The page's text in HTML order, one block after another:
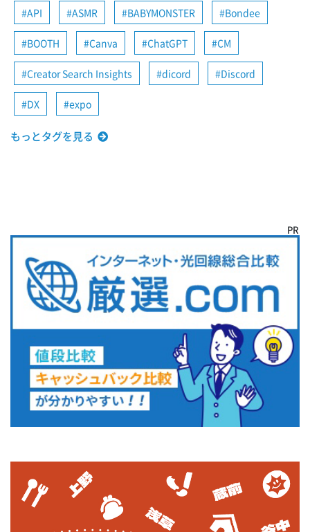
API ASMR BABYMONSTER Bondee
BOOTH Canva ChatGPT CM
Creator Search Insights dicord Discord
DX expo
もっとタグを見る
PR